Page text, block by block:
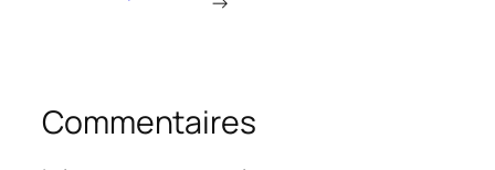
Commentaires